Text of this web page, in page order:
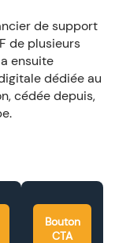
de support
de plusieurs
ensuite
dédiée au
cédée depuis,
Bouton
CTA